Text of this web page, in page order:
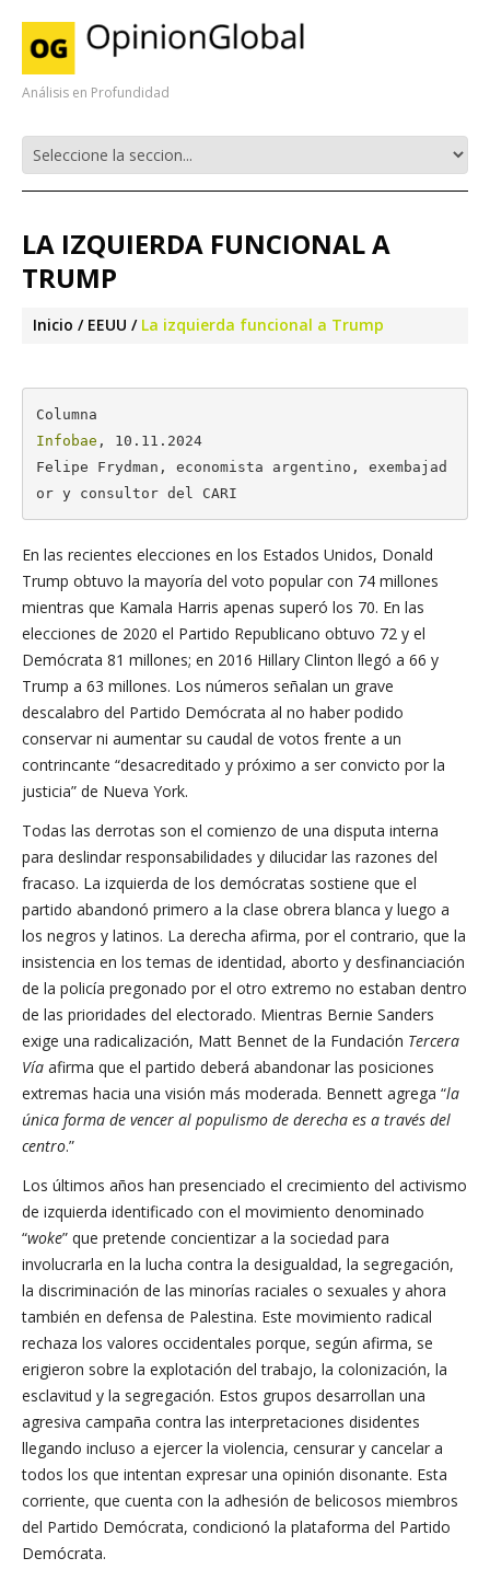
Análisis en Profundidad
LA IZQUIERDA FUNCIONAL A
TRUMP
Inicio EEUU La izquierda funcional a Trump
Infobae , 10.11.2024
Felipe Frydman, economista argentino, exembajad
or y consultor del CARI
En las recientes elecciones en los Estados Unidos, Donald
Trump obtuvo la mayoría del voto popular con 74 millones
mientras que Kamala Harris apenas superó los 70. En las
elecciones de 2020 el Partido Republicano obtuvo 72 y el
Demócrata 81 millones; en 2016 Hillary Clinton llegó a 66 y
Trump a 63 millones. Los números señalan un grave
descalabro del Partido Demócrata al no haber podido
conservar ni aumentar su caudal de votos frente a un
contrincante “desacreditado y próximo a ser convicto por la
justicia” de Nueva York.
Todas las derrotas son el comienzo de una disputa interna
para deslindar responsabilidades y dilucidar las razones del
fracaso. La izquierda de los demócratas sostiene que el
partido abandonó primero a la clase obrera blanca y luego a
los negros y latinos. La derecha afirma, por el contrario, que la
insistencia en los temas de identidad, aborto y desfinanciación
de la policía pregonado por el otro extremo no estaban dentro
de las prioridades del electorado. Mientras Bernie Sanders
exige una radicalización, Matt Bennet de la Fundación Tercera
Vía afirma que el partido deberá abandonar las posiciones
extremas hacia una visión más moderada. Bennett agrega “la
única forma de vencer al populismo de derecha es a través del
centro.”
Los últimos años han presenciado el crecimiento del activismo
de izquierda identificado con el movimiento denominado
“woke” que pretende concientizar a la sociedad para
involucrarla en la lucha contra la desigualdad, la segregación,
la discriminación de las minorías raciales o sexuales y ahora
también en defensa de Palestina. Este movimiento radical
rechaza los valores occidentales porque, según afirma, se
erigieron sobre la explotación del trabajo, la colonización, la
esclavitud y la segregación. Estos grupos desarrollan una
agresiva campaña contra las interpretaciones disidentes
llegando incluso a ejercer la violencia, censurar y cancelar a
todos los que intentan expresar una opinión disonante. Esta
corriente, que cuenta con la adhesión de belicosos miembros
del Partido Demócrata, condicionó la plataforma del Partido
Demócrata.